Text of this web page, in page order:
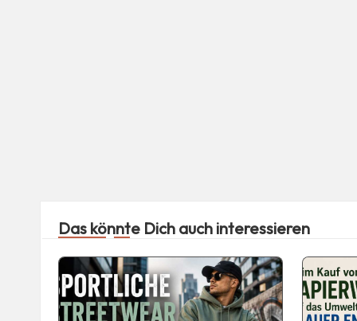
Das könnte Dich auch interessieren